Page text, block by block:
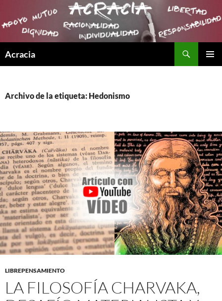
Acracia
Archivo de la etiqueta: Hedonismo
LIBREPENSAMIENTO
LA FILOSOFÍA CHARVAKA,